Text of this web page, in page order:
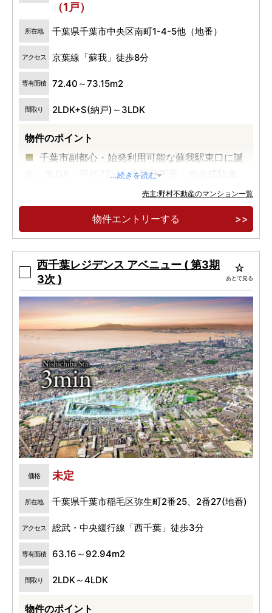
（1戸）
所在地 千葉県千葉市中央区南町1-4-5他（地番）
アクセス 京葉線「蘇我」徒歩8分
専有面積 72.40～73.15m2
間取り 2LDK+S(納戸)～3LDK
物件のポイント
千葉市副都心・始発利用可能な蘇我駅東口に誕
生。3LDK・平均72㎡。全区画平置・自走式駐車
...続きを読む
売主:野村不動産のマンション一覧
物件エントリーする
西千葉レジデンス アベニュー ( 第3期
3次 )
あとで見る
価格 未定
所在地 千葉県千葉市稲毛区弥生町2番25、2番27(地番)
アクセス 総武・中央緩行線「西千葉」徒歩3分
専有面積 63.16～92.94m2
間取り 2LDK～4LDK
物件のポイント